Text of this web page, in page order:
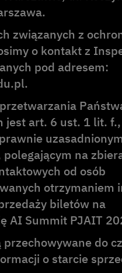
Bilety
związanych z
o kontakt z
pod adresem:
.
jest art. 6 ust. 1 lit.
na
od osób
otrzymaniem
biletów na
AI Summit PJAIT
przechowywane do
o starcie